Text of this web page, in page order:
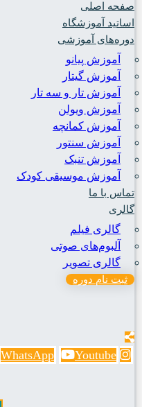
صفحه اصلی
اساتید آموزشگاه
دوره‌های آموزشی
آموزش پیانو
آموزش گیتار
آموزش تار و سه تار
آموزش ویولن
آموزش کمانچه
آموزش سنتور
آموزش تنبک
آموزش موسیقی کودک
تماس با ما
گالری
گالری فیلم
آلبوم‌های صوتی
گالری تصویر
ثبت نام دوره
WhatsApp Youtube